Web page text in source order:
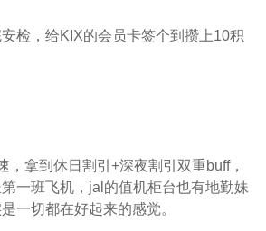
检，给KIX的会员卡签个到攒上10积
，拿到休日割引+深夜割引双重buff，
一班飞机，jal的值机柜台也有地勤妹
一切都在好起来的感觉。